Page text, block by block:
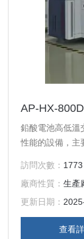
AP-HX-
鉛酸電池高低溫
性能的設備，主
數及性能?。廣
輛、塑膠制品、
領域，用于檢測
訪問次數： 1773
廠商性質：生產
更新日期：
查看